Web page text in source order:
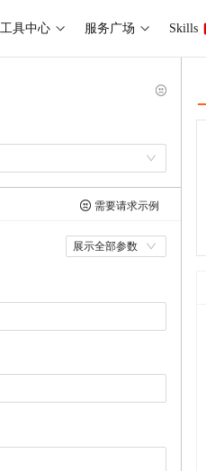
工具中心 服务广场 Skills
需要请求示例
展示全部参数